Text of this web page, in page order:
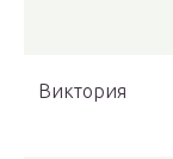
Виктория